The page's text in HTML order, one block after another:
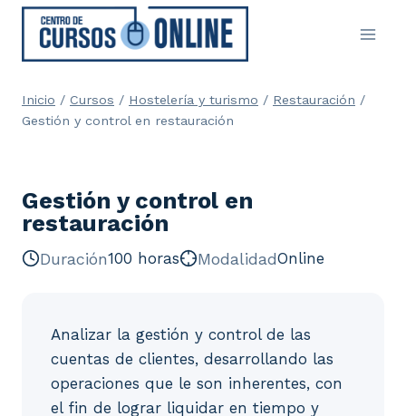
Saltar
contenido
Inicio / Cursos / Hostelería y turismo / Restauración /
Gestión y control en restauración
Gestión y control en
restauración
Duración100 horas ModalidadOnline
Analizar la gestión y control de las
cuentas de clientes, desarrollando las
operaciones que le son inherentes, con
el fin de lograr liquidar en tiempo y